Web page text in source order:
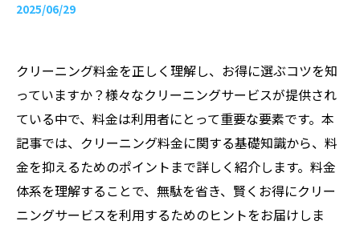
2025/06/29
クリーニング料金を正しく理解し、お得に選ぶコツを知
っていますか？様々なクリーニングサービスが提供され
ている中で、料金は利用者にとって重要な要素です。本
記事では、クリーニング料金に関する基礎知識から、料
金を抑えるためのポイントまで詳しく紹介します。料金
体系を理解することで、無駄を省き、賢くお得にクリー
ニングサービスを利用するためのヒントをお届けしま